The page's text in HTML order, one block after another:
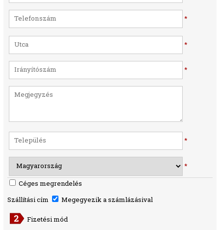
*
*
*
*
*
Céges megrendelés
Szállítási cím
Megegyezik a számlázásival
Fizetési mód